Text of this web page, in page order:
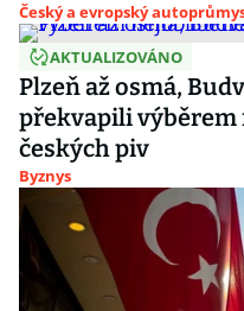
Český a evropský
AKTUALIZOVÁNO
Plzeň až osmá,
překvapili
českých piv
Byznys